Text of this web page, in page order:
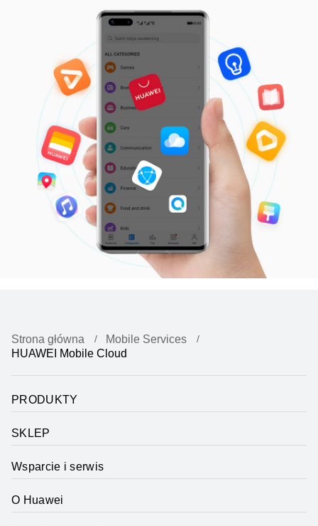
Strona główna
Mobile Services
HUAWEI Mobile Cloud
PRODUKTY
SKLEP
Wsparcie i serwis
O Huawei